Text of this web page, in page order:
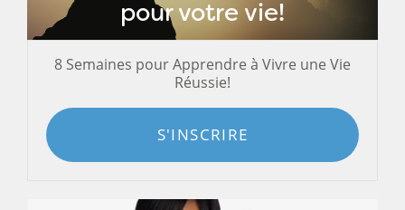
pour votre vie!
8 Semaines pour Apprendre à Vivre une Vie
Réussie!
S'INSCRIRE